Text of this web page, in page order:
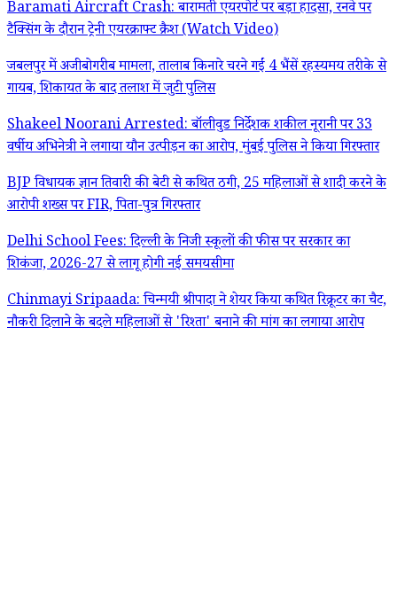
Baramati Aircraft Crash: बारामती एयरपोर्ट पर बड़ा हादसा, रनवे पर
टैक्सिंग के दौरान ट्रेनी एयरक्राफ्ट क्रैश (Watch Video)
जबलपुर में अजीबोगरीब मामला, तालाब किनारे चरने गईं 4 भैंसें रहस्यमय तरीके से
गायब, शिकायत के बाद तलाश में जुटी पुलिस
Shakeel Noorani Arrested: बॉलीवुड निर्देशक शकील नूरानी पर 33
वर्षीय अभिनेत्री ने लगाया यौन उत्पीड़न का आरोप, मुंबई पुलिस ने किया गिरफ्तार
BJP विधायक ज्ञान तिवारी की बेटी से कथित ठगी, 25 महिलाओं से शादी करने के
आरोपी शख्स पर FIR, पिता-पुत्र गिरफ्तार
Delhi School Fees: दिल्ली के निजी स्कूलों की फीस पर सरकार का
शिकंजा, 2026-27 से लागू होगी नई समयसीमा
Chinmayi Sripaada: चिन्मयी श्रीपादा ने शेयर किया कथित रिक्रूटर का चैट,
नौकरी दिलाने के बदले महिलाओं से 'रिश्ता' बनाने की मांग का लगाया आरोप